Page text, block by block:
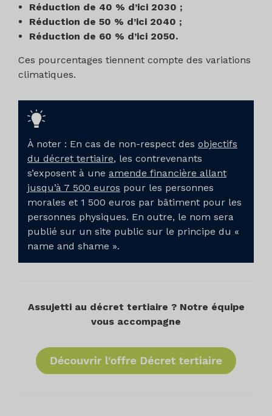
Réduction de 40 % d’ici 2030 ;
Réduction de 50 % d’ici 2040 ;
Réduction de 60 % d’ici 2050.
Ces pourcentages tiennent compte des variations
climatiques.
À noter : En cas de non-respect des objectifs
du décret tertiaire, les contrevenants
s’exposent à une amende financière allant
jusqu’à 7 500 euros pour les personnes
morales et 1 500 euros par bâtiment pour les
personnes physiques. En outre, le nom sera
publié sur un site public sur le principe du «
name and shame ».
Assujetti au décret tertiaire ? Notre équipe
vous accompagne